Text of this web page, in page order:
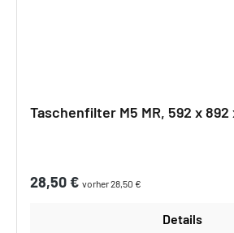
Taschenfilter M5 MR, 592 x 892
Regulärer Preis:
28,50 € vorher 28,50 €
Details